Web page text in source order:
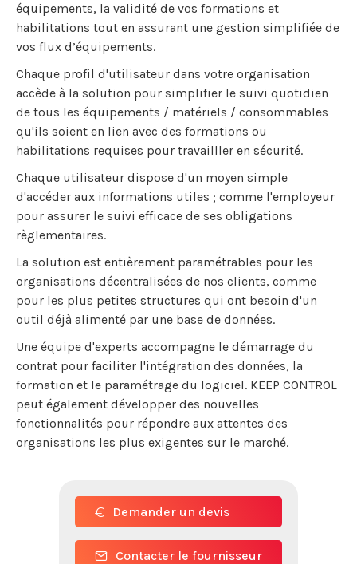
équipements, la validité de vos formations et
habilitations tout en assurant une gestion simplifiée de
vos flux d’équipements.
Chaque profil d'utilisateur dans votre organisation
accède à la solution pour simplifier le suivi quotidien
de tous les équipements / matériels / consommables
qu'ils soient en lien avec des formations ou
habilitations requises pour travailller en sécurité.
Chaque utilisateur dispose d'un moyen simple
d'accéder aux informations utiles ; comme l'employeur
pour assurer le suivi efficace de ses obligations
règlementaires.
La solution est entièrement paramétrables pour les
organisations décentralisées de nos clients, comme
pour les plus petites structures qui ont besoin d'un
outil déjà alimenté par une base de données.
Une équipe d'experts accompagne le démarrage du
contrat pour faciliter l'intégration des données, la
formation et le paramétrage du logiciel. KEEP CONTROL
peut également développer des nouvelles
fonctionnalités pour répondre aux attentes des
organisations les plus exigentes sur le marché.
Demander un devis
Contacter le fournisseur